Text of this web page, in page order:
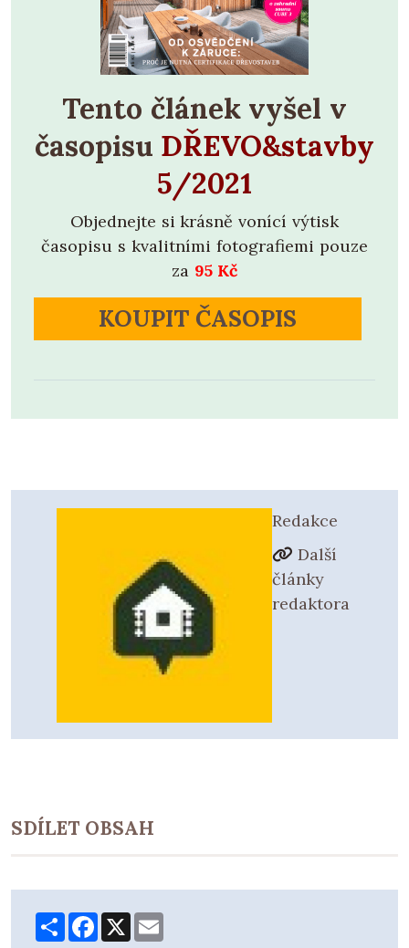
Tento článek vyšel v
časopisu DŘEVO&stavby
5/2021
Objednejte si krásně vonící výtisk
časopisu s kvalitními fotografiemi pouze
za 95 Kč
KOUPIT ČASOPIS
Redakce
Další
články
redaktora
SDÍLET OBSAH
ShareFacebook
X